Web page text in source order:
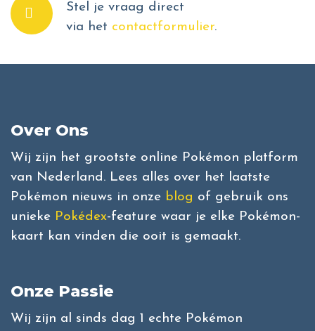
Stel je vraag direct
via het contactformulier.
Over Ons
Wij zijn het grootste online Pokémon platform
van Nederland. Lees alles over het laatste
Pokémon nieuws in onze blog of gebruik ons
unieke Pokédex-feature waar je elke Pokémon-
kaart kan vinden die ooit is gemaakt.
Onze Passie
Wij zijn al sinds dag 1 echte Pokémon